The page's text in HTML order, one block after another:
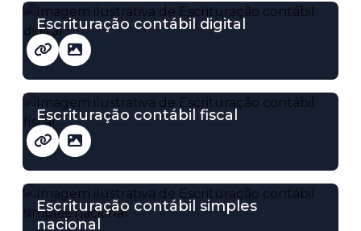
Escrituração contábil digital
Escrituração contábil fiscal
Escrituração contábil simples
nacional